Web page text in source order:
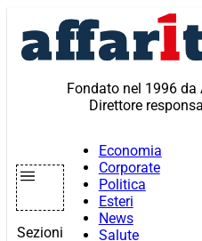
contenuto
Fondato nel 1996
Direttore
Sezioni
Economia
Corporate
Politica
Esteri
News
Salute